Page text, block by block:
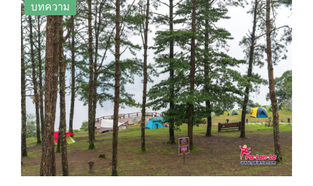
บทความ